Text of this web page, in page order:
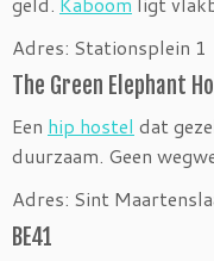
Adres: Stationsplein 1
The Green Elephant
Een hip hostel dat
duurzaam. Geen
Adres: Sint
BE41